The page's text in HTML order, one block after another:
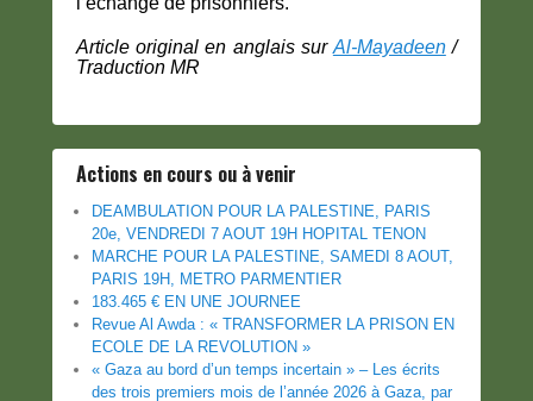
Article original en anglais sur Al-Mayadeen/
Traduction MR
Actions en cours ou à venir
DEAMBULATION POUR LA PALESTINE, PARIS
20e, VENDREDI 7 AOUT 19H HOPITAL TENON
MARCHE POUR LA PALESTINE, SAMEDI 8 AOUT,
PARIS 19H, METRO PARMENTIER
183.465 € EN UNE JOURNEE
Revue Al Awda : « TRANSFORMER LA PRISON EN
ECOLE DE LA REVOLUTION »
« Gaza au bord d’un temps incertain » – Les écrits
des trois premiers mois de l’année 2026 à Gaza, par